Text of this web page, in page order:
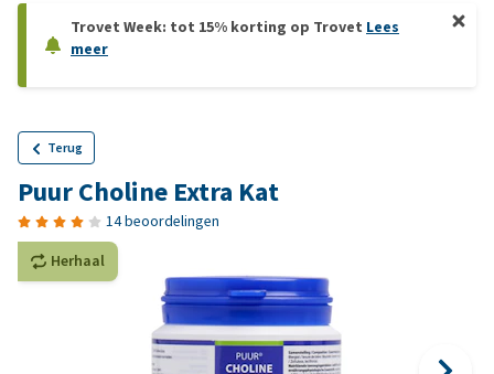
Trovet Week: tot 15% korting op Trovet Lees
meer
Terug
Puur Choline Extra Kat
14 beoordelingen
Herhaal